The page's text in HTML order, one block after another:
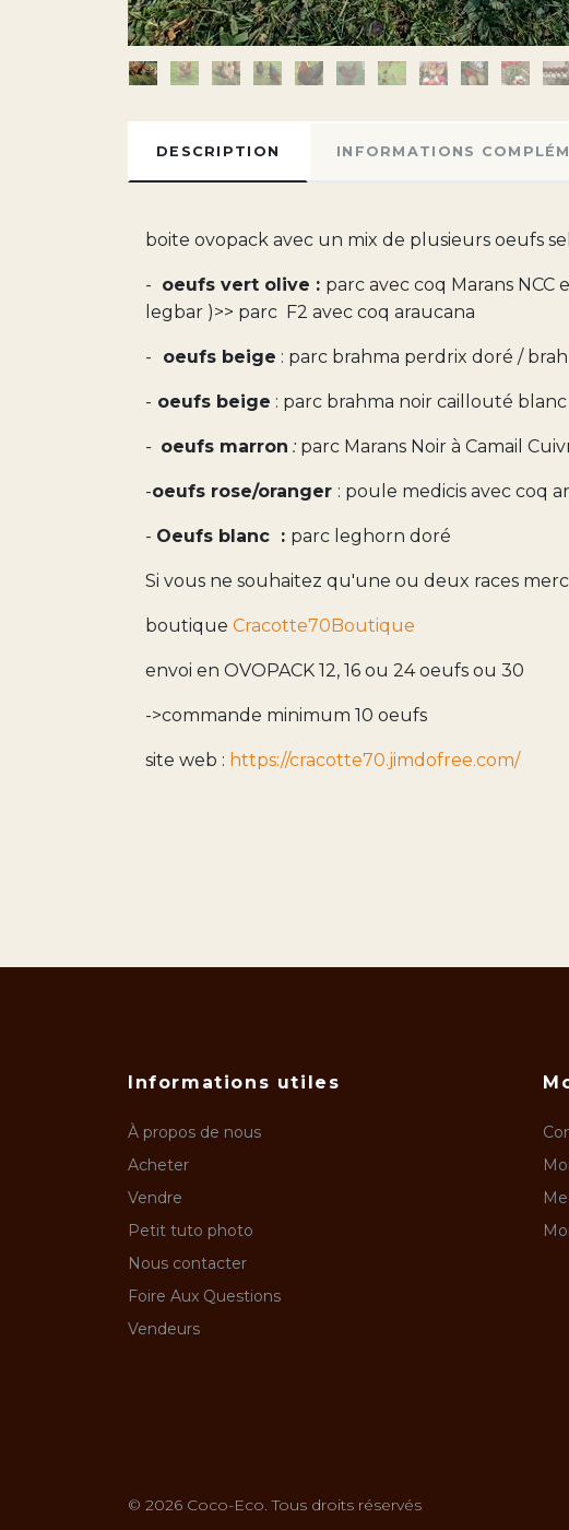
DESCRIPTION INFORMATIONS
boite ovopack avec un mix de plusieurs oeufs
- oeufs vert olive : parc avec coq Marans
legbar )>> parc F2 avec coq araucana
- oeufs beige : parc brahma perdrix doré /
- oeufs beige : parc brahma noir caillouté blanc
- oeufs marron : parc Marans Noir à Camail
-oeufs rose/oranger : poule medicis avec coq
- Oeufs blanc : parc leghorn doré
Si vous ne souhaitez qu'une ou deux races
boutique Cracotte70Boutique
envoi en OVOPACK 12, 16 ou 24 oeufs ou 30
->commande minimum 10 oeufs
site web : https://cracotte70.jimdofree.com/
Informations utiles
À propos de nous
Acheter
Vendre
Petit tuto photo
Nous contacter
Foire Aux Questions
Vendeurs
© 2026 Coco-Eco. Tous droits réservés